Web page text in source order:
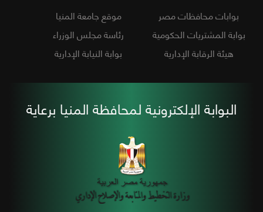
بوابات محافظات مصر
موقع جامعة المنيا
بوابة المشتريات الحكومية
رئاسة مجلس الوزراء
هيئة الرقابة الإدارية
بوابة النيابة الإدارية
البوابة الإلكترونية لمحافظة المنيا برعاية